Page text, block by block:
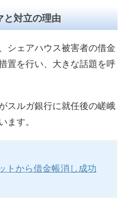
と対立の理由
シェアハウス被害者の借金
置を行い、大きな話題を呼
スルガ銀行に就任後の嵯峨
ます。
トから借金帳消し成功